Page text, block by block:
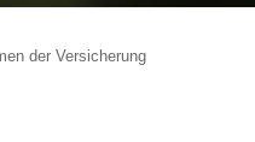
der Versicherung